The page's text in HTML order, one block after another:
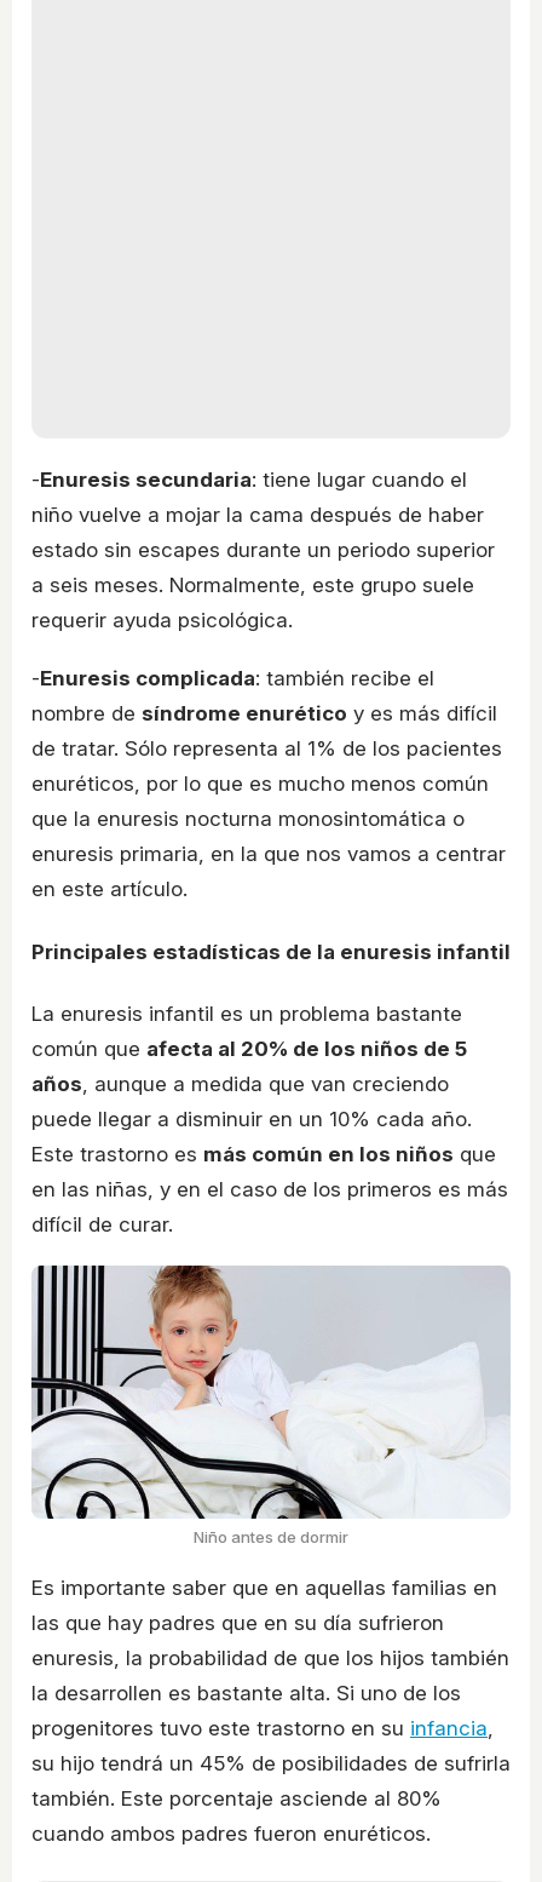
-Enuresis secundaria: tiene lugar cuando el
niño vuelve a mojar la cama después de haber
estado sin escapes durante un periodo superior
a seis meses. Normalmente, este grupo suele
requerir ayuda psicológica.
-Enuresis complicada: también recibe el
nombre de síndrome enurético y es más difícil
de tratar. Sólo representa al 1% de los pacientes
enuréticos, por lo que es mucho menos común
que la enuresis nocturna monosintomática o
enuresis primaria, en la que nos vamos a centrar
en este artículo.
Principales estadísticas de la enuresis infantil
La enuresis infantil es un problema bastante
común que afecta al 20% de los niños de 5
años, aunque a medida que van creciendo
puede llegar a disminuir en un 10% cada año.
Este trastorno es más común en los niños que
en las niñas, y en el caso de los primeros es más
difícil de curar.
Niño antes de dormir
Es importante saber que en aquellas familias en
las que hay padres que en su día sufrieron
enuresis, la probabilidad de que los hijos también
la desarrollen es bastante alta. Si uno de los
progenitores tuvo este trastorno en su infancia,
su hijo tendrá un 45% de posibilidades de sufrirla
también. Este porcentaje asciende al 80%
cuando ambos padres fueron enuréticos.